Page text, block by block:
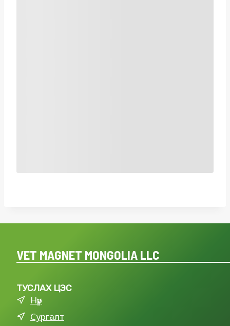
VET MAGNET MONGOLIA LLC
ТУСЛАХ ЦЭС
Нүүр
Сургалт